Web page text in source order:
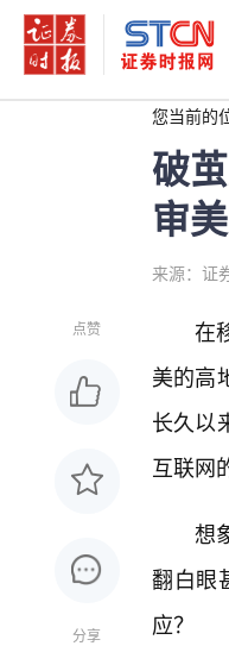
您当前的
破
审
来源：证
点赞
分享
在
美的高
长久以
互联网
想
翻白眼
应？